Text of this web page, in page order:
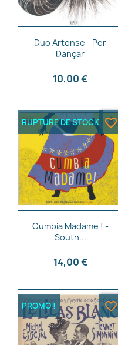
Aperçu rapide
Duo Artense - Per
Dançar
10,00 €
Aperçu rapide
Cumbia Madame ! -
South...
14,00 €
RUPTURE DE STOCK favorite_border
PROMO ! favorite_border